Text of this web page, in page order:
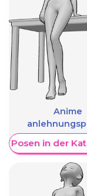
Anime
Posen in der